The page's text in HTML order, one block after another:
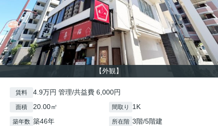
【外観】
賃料 4.9万円 管理/共益費 6,000円
面積 20.00㎡ 間取り 1K
築年数 築46年 所在階 3階/5階建